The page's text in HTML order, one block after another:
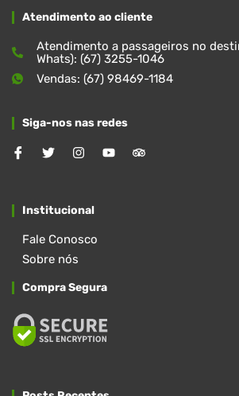
Atendimento ao cliente
Atendimento a passageiros no
Whats): (67) 3255-1046
Vendas: (67) 98469-1184
Siga-nos nas redes
Institucional
Fale Conosco
Sobre nós
Compra Segura